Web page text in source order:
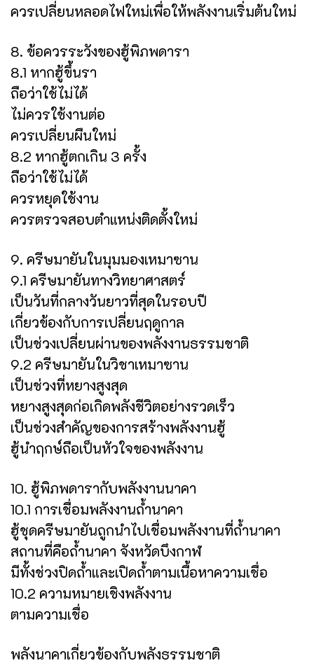
ควรเปลี่ยนหลอดไฟใหม่เพื่อให้พลังงานเริ่มต้นใหม่
8. ข้อควรระวังของฮู้พิภพดารา
8.1 หากฮู้ขึ้นรา
ถือว่าใช้ไม่ได้
ไม่ควรใช้งานต่อ
ควรเปลี่ยนผืนใหม่
8.2 หากฮู้ตกเกิน 3 ครั้ง
ถือว่าใช้ไม่ได้
ควรหยุดใช้งาน
ควรตรวจสอบตำแหน่งติดตั้งใหม่
9. ครีษมายันในมุมมองเหมาซาน
9.1 ครีษมายันทางวิทยาศาสตร์
เป็นวันที่กลางวันยาวที่สุดในรอบปี
เกี่ยวข้องกับการเปลี่ยนฤดูกาล
เป็นช่วงเปลี่ยนผ่านของพลังงานธรรมชาติ
9.2 ครีษมายันในวิชาเหมาซาน
เป็นช่วงที่หยางสูงสุด
หยางสูงสุดก่อเกิดพลังชีวิตอย่างรวดเร็ว
เป็นช่วงสำคัญของการสร้างพลังงานฮู้
ฮู้นำฤกษ์ถือเป็นหัวใจของพลังงาน
10. ฮู้พิภพดารากับพลังงานนาคา
10.1 การเชื่อมพลังงานถ้ำนาคา
ฮู้ชุดครีษมายันถูกนำไปเชื่อมพลังงานที่ถ้ำนาคา
สถานที่คือถ้ำนาคา จังหวัดบึงกาฬ
มีทั้งช่วงปิดถ้ำและเปิดถ้ำตามเนื้อหาความเชื่อ
10.2 ความหมายเชิงพลังงาน
ตามความเชื่อ
พลังนาคาเกี่ยวข้องกับพลังธรรมชาติ